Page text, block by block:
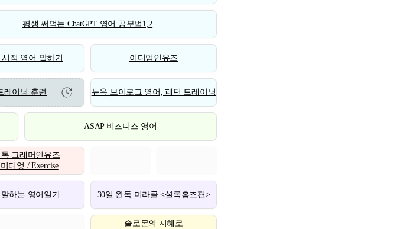
평생 써먹는 ChatGPT 영어 공부법1,2
점 영어 말하기 이디엄인유즈
레이닝 훈련 뉴욕 브이로그 영어, 패턴 트레이닝
ASAP 비즈니스 영어
그래머인유즈
디엇 / Exercise
하는 영어일기 30일 완독 미라클 <셜록홈즈편>
솔로몬의 지혜로